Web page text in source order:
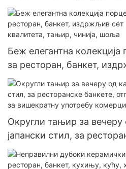
непропусна за кафу,
може се прати у машини
Беж елегантна колекција
за ресторан, банкет,
комерцијалног квалитета,
шоља
Округли тањир за
јапански стил, за
отпорни на топлоту,
употребу комерцијалног